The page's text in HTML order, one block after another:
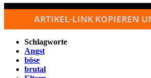
ARTIKEL-LINK KOPIEREN
Schlagworte
Angst
böse
brutal